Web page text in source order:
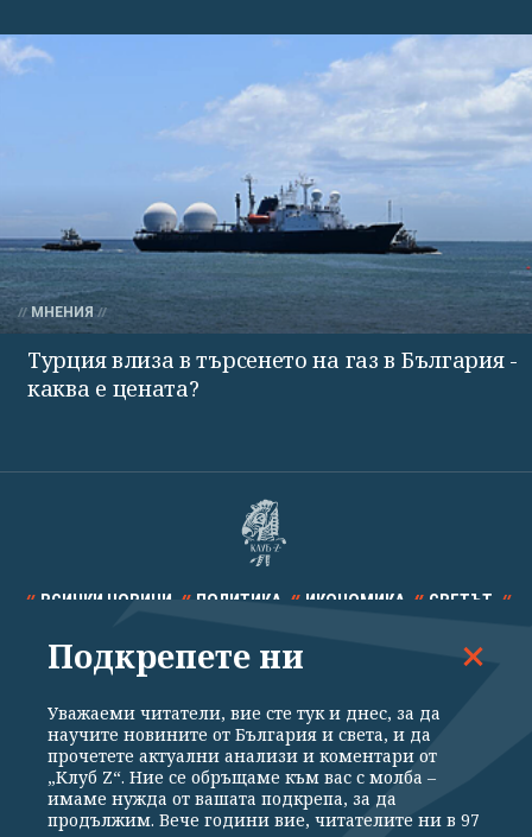
МНЕНИЯ
Турция влиза в търсенето на газ в България -
каква е цената?
ВСИЧКИ НОВИНИ ПОЛИТИКА ИКОНОМИКА СВЕТЪТ
СПОРТ КУЛТУРА ТЕХНОЛОГИИ КАЛЕЙДОСКОП
Подкрепете ни
Уважаеми читатели, вие сте тук и днес, за да
научите новините от България и света, и да
прочетете актуални анализи и коментари от
„Клуб Z“. Ние се обръщаме към вас с молба –
имаме нужда от вашата подкрепа, за да
продължим. Вече години вие, читателите ни в 97